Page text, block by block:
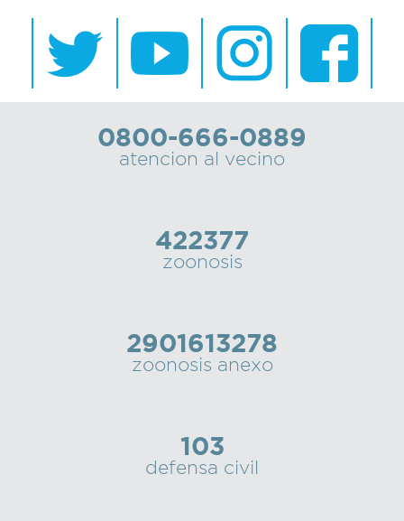
Recorrido
colectivos
Recarga
0800-666-0889
atencion al vecino
422377
zoonosis
2901613278
zoonosis anexo
103
defensa civil